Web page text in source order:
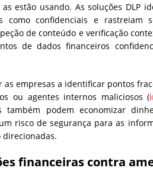
estão usando. As soluções DLP
como confidenciais e rastreiam
de conteúdo e verificação
de dados financeiros
as empresas a identificar pontos
ou agentes internos maliciosos (
também podem economizar
risco de segurança para as
direcionadas.
financeiras contra